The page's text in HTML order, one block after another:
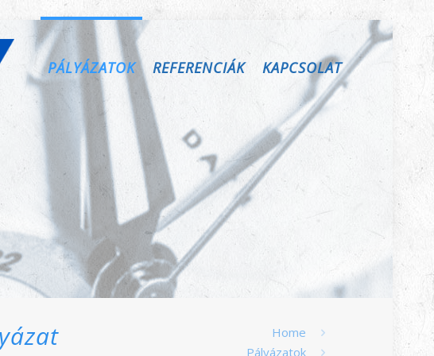
PÁLYÁZATOK REFERENCIÁK KAPCSOLAT
Home
Pályázatok